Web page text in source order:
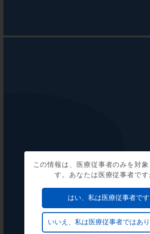
この情報は、医療従事者のみを対象
す。あなたは医療従事者です
はい、私は医療従事者です
いいえ、私は医療従事者ではあ